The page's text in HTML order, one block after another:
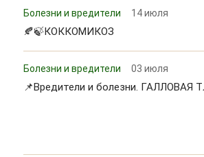
Болезни и вредители 14 июля
🍂🍃КОККОМИКОЗ
Болезни и вредители 03 июля
📌Вредители и болезни. ГАЛЛОВАЯ